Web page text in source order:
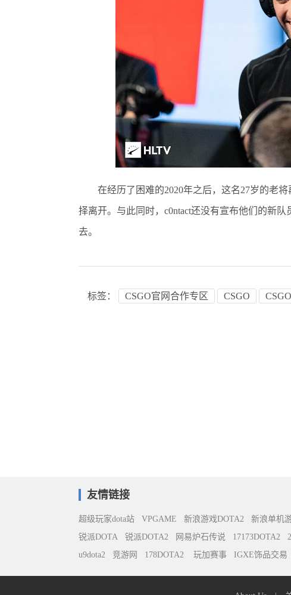
在经历了困难的2020年之后，这名27岁的老将
择离开。与此同时，c0ntact还没有宣布他们的新
去。
标签： CSGO官网合作专区 CSGO
友情链接
超级玩家dota站 VPGAME 新浪游戏DOTA2 新浪单机
锐派DOTA
锐派DOTA2 网易炉石传说 17173DOTA2
u9dota2
竞游网 178DOTA2 玩加赛事 IGXE饰品交易